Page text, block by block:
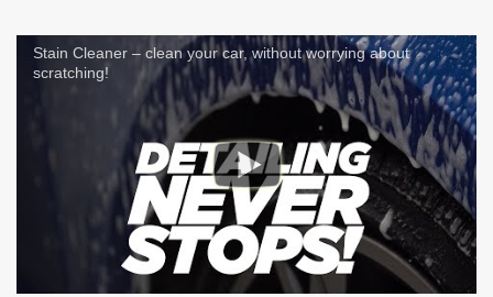
Stain Cleaner – clean your car, without worrying about
scratching!